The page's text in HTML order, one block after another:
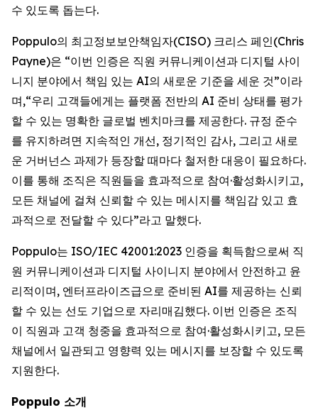
수 있도록 돕는다.
Poppulo의 최고정보보안책임자(CISO) 크리스 페인(Chris
Payne)은 “이번 인증은 직원 커뮤니케이션과 디지털 사이
니지 분야에서 책임 있는 AI의 새로운 기준을 세운 것”이라
며,“우리 고객들에게는 플랫폼 전반의 AI 준비 상태를 평가
할 수 있는 명확한 글로벌 벤치마크를 제공한다. 규정 준수
를 유지하려면 지속적인 개선, 정기적인 감사, 그리고 새로
운 거버넌스 과제가 등장할 때마다 철저한 대응이 필요하다.
이를 통해 조직은 직원들을 효과적으로 참여·활성화시키고,
모든 채널에 걸쳐 신뢰할 수 있는 메시지를 책임감 있고 효
과적으로 전달할 수 있다”라고 말했다.
Poppulo는 ISO/IEC 42001:2023 인증을 획득함으로써 직
원 커뮤니케이션과 디지털 사이니지 분야에서 안전하고 윤
리적이며, 엔터프라이즈급으로 준비된 AI를 제공하는 신뢰
할 수 있는 선도 기업으로 자리매김했다. 이번 인증은 조직
이 직원과 고객 청중을 효과적으로 참여·활성화시키고, 모든
채널에서 일관되고 영향력 있는 메시지를 보장할 수 있도록
지원한다.
Poppulo 소개